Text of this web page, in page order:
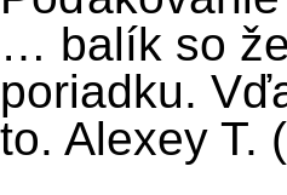
… balík so
poriadku.
to. Alexey T.